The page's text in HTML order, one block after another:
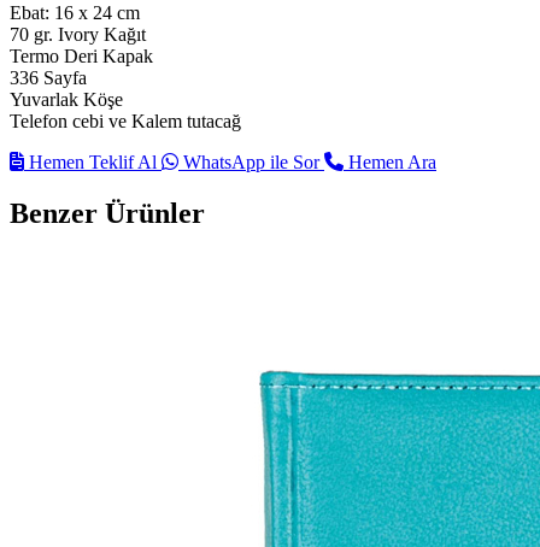
Ebat: 16 x 24 cm
70 gr. Ivory Kağıt
Termo Deri Kapak
336 Sayfa
Yuvarlak Köşe
Telefon cebi ve Kalem tutacağ
Hemen Teklif Al
WhatsApp ile Sor Hemen Ara
Benzer Ürünler